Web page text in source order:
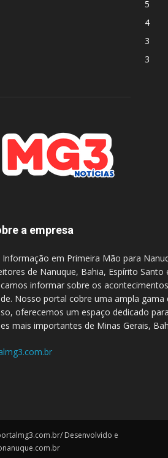
5
4
3
3
a empresa
em Primeira Mão para
de Nanuque, Bahia, Espírito
informar sobre os
Nosso portal cobre uma ampla
oferecemos um espaço dedicado
mais importantes de Minas Gerais,
Desenvolvido e